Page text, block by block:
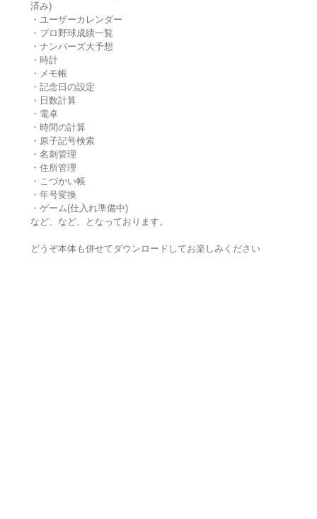
済み)
・ユーザーカレンダー
・プロ野球成績一覧
・ナンバーズ大予想
・時計
・メモ帳
・記念日の設定
・日数計算
・電卓
・時間の計算
・原子記号検索
・名刺管理
・住所管理
・こづかい帳
・年号変換
・ゲーム(仕入れ準備中)
など、など、となっております。
どうぞ本体も併せてダウンロードしてお楽しみください